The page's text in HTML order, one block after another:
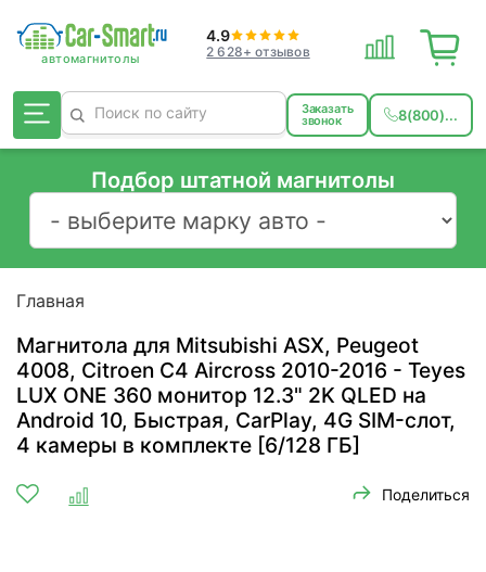
4.9
2 628+ отзывов
Заказать
звонок 8(800)...
Подбор штатной магнитолы
Главная
Магнитола для Mitsubishi ASX, Peugeot
4008, Citroen C4 Aircross 2010-2016 - Teyes
LUX ONE 360 монитор 12.3" 2K QLED на
Android 10, Быстрая, CarPlay, 4G SIM-слот,
4 камеры в комплекте [6/128 ГБ]
Поделиться